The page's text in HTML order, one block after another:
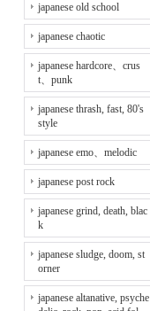
japanese old school
japanese chaotic
japanese hardcore、crus
t、punk
japanese thrash, fast, 80's
style
japanese emo、melodic
japanese post rock
japanese grind, death, blac
k
japanese sludge, doom, st
orner
japanese altanative, psyche